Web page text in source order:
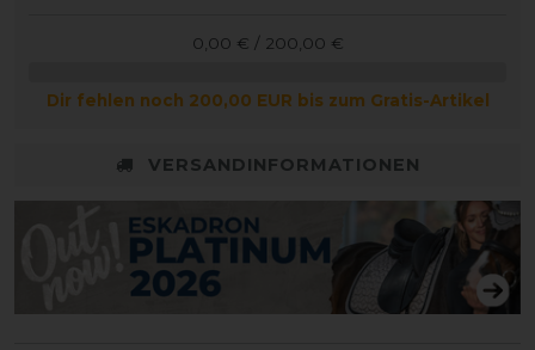
0,00 € / 200,00 €
Dir fehlen noch 200,00 EUR bis zum Gratis-Artikel
VERSANDINFORMATIONEN